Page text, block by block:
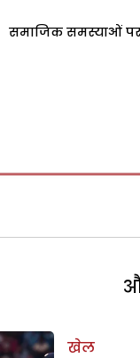
समाजिक समस्याओं
खेल